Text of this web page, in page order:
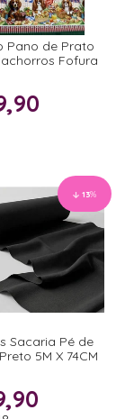
Pano de Prato
Fofura
13%
Sacaria Pé de
5M X 74CM